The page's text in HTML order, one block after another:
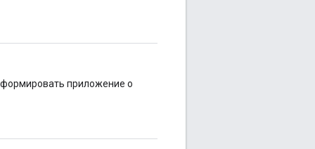
приложение о